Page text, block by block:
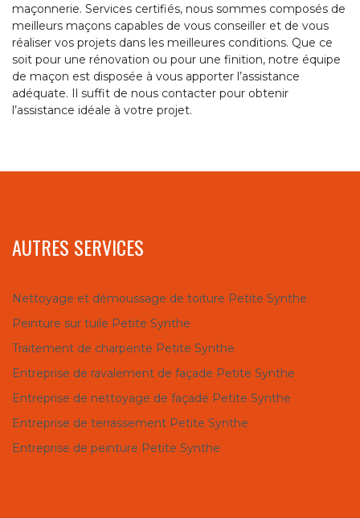
maçonnerie. Services certifiés, nous sommes composés de
meilleurs maçons capables de vous conseiller et de vous
réaliser vos projets dans les meilleures conditions. Que ce
soit pour une rénovation ou pour une finition, notre équipe
de maçon est disposée à vous apporter l’assistance
adéquate. Il suffit de nous contacter pour obtenir
l’assistance idéale à votre projet.
AUTRES SERVICES
Nettoyage et démoussage de toiture Petite Synthe
Peinture sur tuile Petite Synthe
Traitement de charpente Petite Synthe
Entreprise de ravalement de façade Petite Synthe
Entreprise de nettoyage de façade Petite Synthe
Entreprise de terrassement Petite Synthe
Entreprise de peinture Petite Synthe